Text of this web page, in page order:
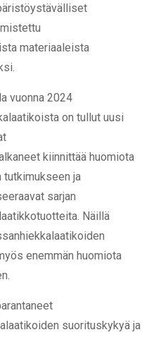
materiaaleista
vuonna 2024
on tullut uusi
kiinnittää huomiota
ja
sarjan
Näillä
enemmän huomiota
suorituskykyä ja